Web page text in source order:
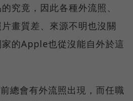
究竟，因此各種外流照、
畫質差、來源不明也沒關
的Apple也從沒能自外於這
總會有外流照出現，而任職